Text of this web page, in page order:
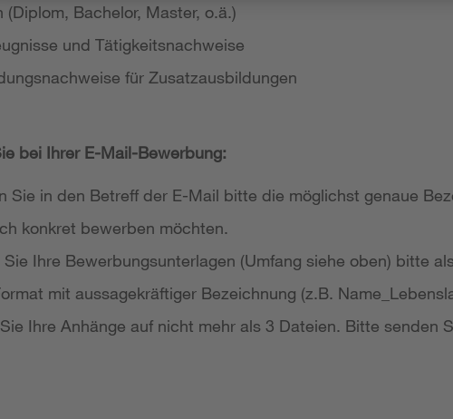
(Diplom, Bachelor, Master, o.ä.)
und Tätigkeitsnachweise
für Zusatzausbildungen
bei Ihrer E-Mail-Bewerbung:
Sie in den Betreff der E-Mail bitte die möglichst genaue
konkret bewerben möchten.
Ihre Bewerbungsunterlagen (Umfang siehe oben) bitte
mit aussagekräftiger Bezeichnung (z.B.
Ihre Anhänge auf nicht mehr als 3 Dateien. Bitte senden